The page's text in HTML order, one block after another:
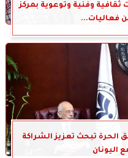
ثقافية وفنية وتوعوية بمركز
فعاليات...
الحرة تبحث تعزيز الشراكة
اليونان